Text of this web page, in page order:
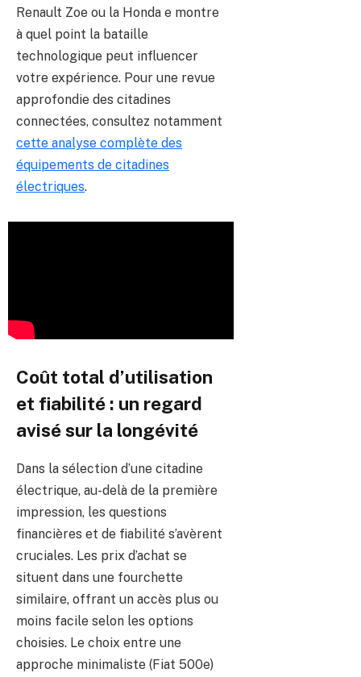
Renault Zoe ou la Honda e montre
à quel point la bataille
technologique peut influencer
votre expérience. Pour une revue
approfondie des citadines
connectées, consultez notamment
cette analyse complète des
équipements de citadines
électriques.
Coût total d’utilisation
et fiabilité : un regard
avisé sur la longévité
Dans la sélection d’une citadine
électrique, au-delà de la première
impression, les questions
financières et de fiabilité s’avèrent
cruciales. Les prix d’achat se
situent dans une fourchette
similaire, offrant un accès plus ou
moins facile selon les options
choisies. Le choix entre une
approche minimaliste (Fiat 500e)